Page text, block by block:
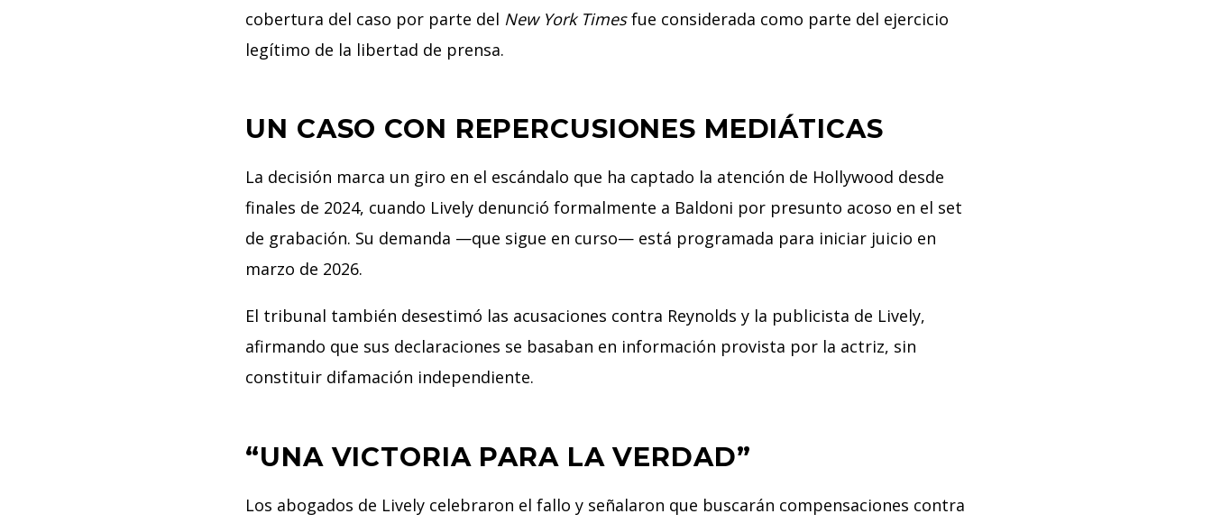
cobertura del caso por parte del New York Timesfue considerada como parte del ejercicio
legítimo de la libertad de prensa.
UN CASO CON REPERCUSIONES MEDIÁTICAS
La decisión marca un giro en el escándalo que ha captado la atención de Hollywood desde
finales de 2024, cuando Lively denunció formalmente a Baldoni por presunto acoso en el set
de grabación. Su demanda —que sigue en curso— está programada para iniciar juicio en
marzo de 2026.
El tribunal también desestimó las acusaciones contra Reynolds y la publicista de Lively,
afirmando que sus declaraciones se basaban en información provista por la actriz, sin
constituir difamación independiente.
“UNA VICTORIA PARA LA VERDAD”
Los abogados de Lively celebraron el fallo y señalaron que buscarán compensaciones contra